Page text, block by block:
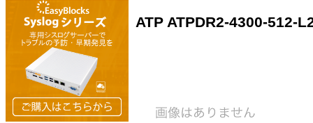
ATP ATPDR2-4300-512-